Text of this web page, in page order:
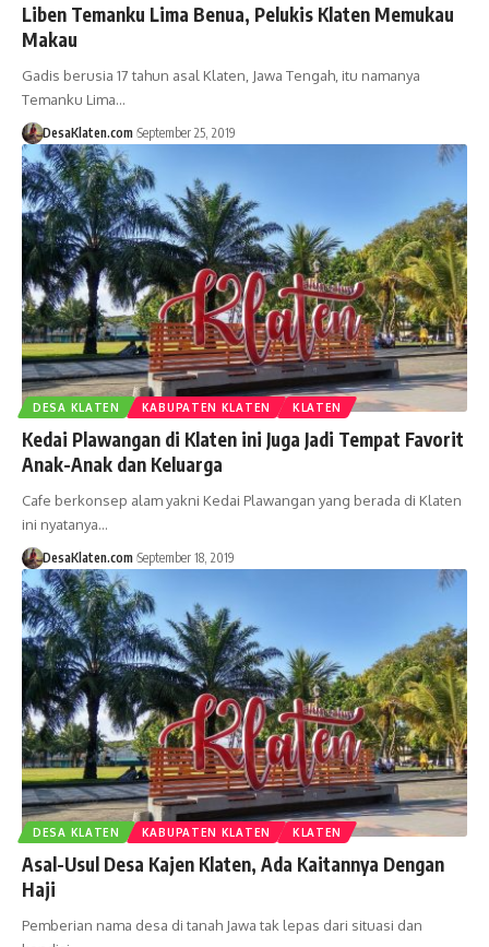
Liben Temanku Lima Benua, Pelukis Klaten Memukau
Makau
Gadis berusia 17 tahun asal Klaten, Jawa Tengah, itu namanya
Temanku Lima…
DesaKlaten.com September 25, 2019
DESA KLATEN KABUPATEN KLATEN KLATEN
Kedai Plawangan di Klaten ini Juga Jadi Tempat Favorit
Anak-Anak dan Keluarga
Cafe berkonsep alam yakni Kedai Plawangan yang berada di Klaten
ini nyatanya…
DesaKlaten.com September 18, 2019
DESA KLATEN KABUPATEN KLATEN KLATEN
Asal-Usul Desa Kajen Klaten, Ada Kaitannya Dengan
Haji
Pemberian nama desa di tanah Jawa tak lepas dari situasi dan